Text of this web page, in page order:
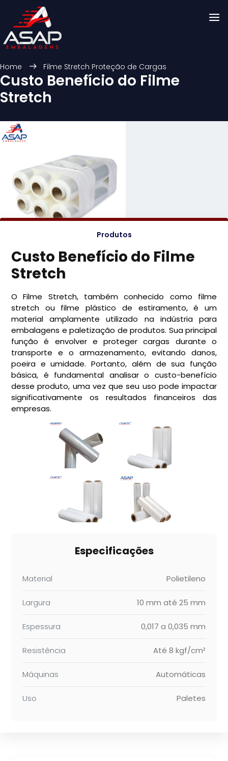
Home Filme Stretch Proteção de Cargas
Custo Benefício do Filme
Stretch
Produtos
Custo Benefício do Filme
Stretch
O Filme Stretch, também conhecido como filme
stretch ou filme plástico de estiramento, é um
material amplamente utilizado na indústria para
embalagens e paletização de produtos. Sua principal
função é envolver e proteger cargas durante o
transporte e o armazenamento, evitando danos,
poeira e umidade. Portanto, além de sua função
básica, é fundamental analisar o custo-benefício
desse produto, uma vez que seu uso pode impactar
significativamente os resultados financeiros das
empresas.
Especificações
Material Polietileno
Largura 10 mm até 25 mm
Espessura 0,017 a 0,035 mm
Resistência Até 8 kgf/cm²
Máquinas Automáticas
Uso Paletes